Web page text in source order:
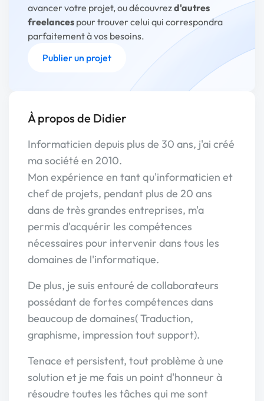
avancer votre projet, ou découvrezd'autres
freelances pour trouver celui qui correspondra
parfaitement à vos besoins.
Publier un projet
À propos de Didier
Informaticien depuis plus de 30 ans, j'ai créé
ma société en 2010.
Mon expérience en tant qu'informaticien et
chef de projets, pendant plus de 20 ans
dans de très grandes entreprises, m'a
permis d'acquérir les compétences
nécessaires pour intervenir dans tous les
domaines de l'informatique.
De plus, je suis entouré de collaborateurs
possédant de fortes compétences dans
beaucoup de domaines( Traduction,
graphisme, impression tout support).
Tenace et persistent, tout problème à une
solution et je me fais un point d'honneur à
résoudre toutes les tâches qui me sont